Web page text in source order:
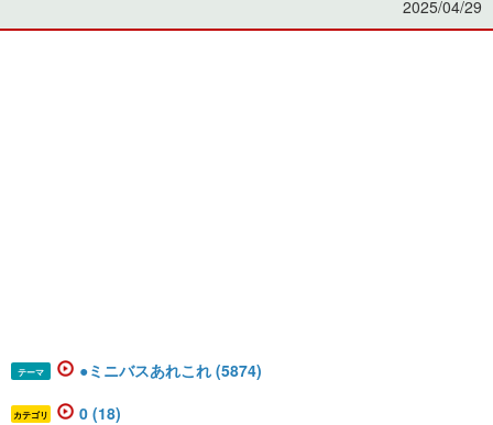
2025/04/29
テーマ ●ミニバスあれこれ (5874)
カテゴリ 0 (18)